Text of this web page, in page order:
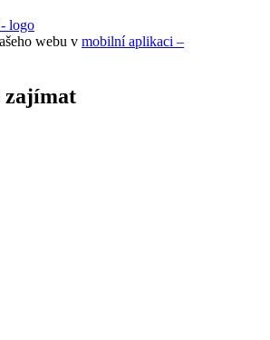
webu v mobilní aplikaci –
zajímat